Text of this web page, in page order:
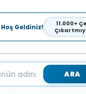
Geldiniz!
11.000+
ARA